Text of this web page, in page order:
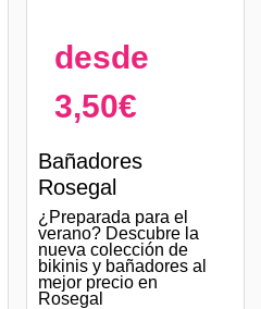
desde
3,50€
Bañadores
Rosegal
¿Preparada para el
verano? Descubre la
nueva colección de
bikinis y bañadores al
mejor precio en
Rosegal